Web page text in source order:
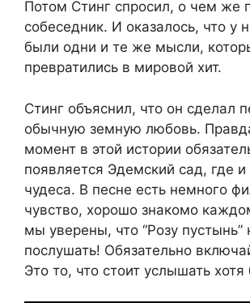
Потом Стинг спросил, о чем же
собеседник. И оказалось, что у
были одни и те же мысли,
превратились в мировой хит.
Стинг объяснил, что он сделал
обычную земную любовь.
момент в этой истории
появляется Эдемский сад, где и
чудеса. В песне есть немного
чувство, хорошо знакомо
мы уверены, что “Розу пустынь”
послушать! Обязательно
Это то, что стоит услышать хотя